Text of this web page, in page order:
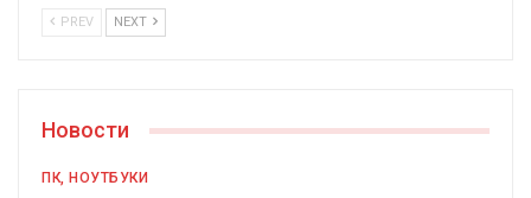
PREV NEXT
Новости
ПК, НОУТБУКИ